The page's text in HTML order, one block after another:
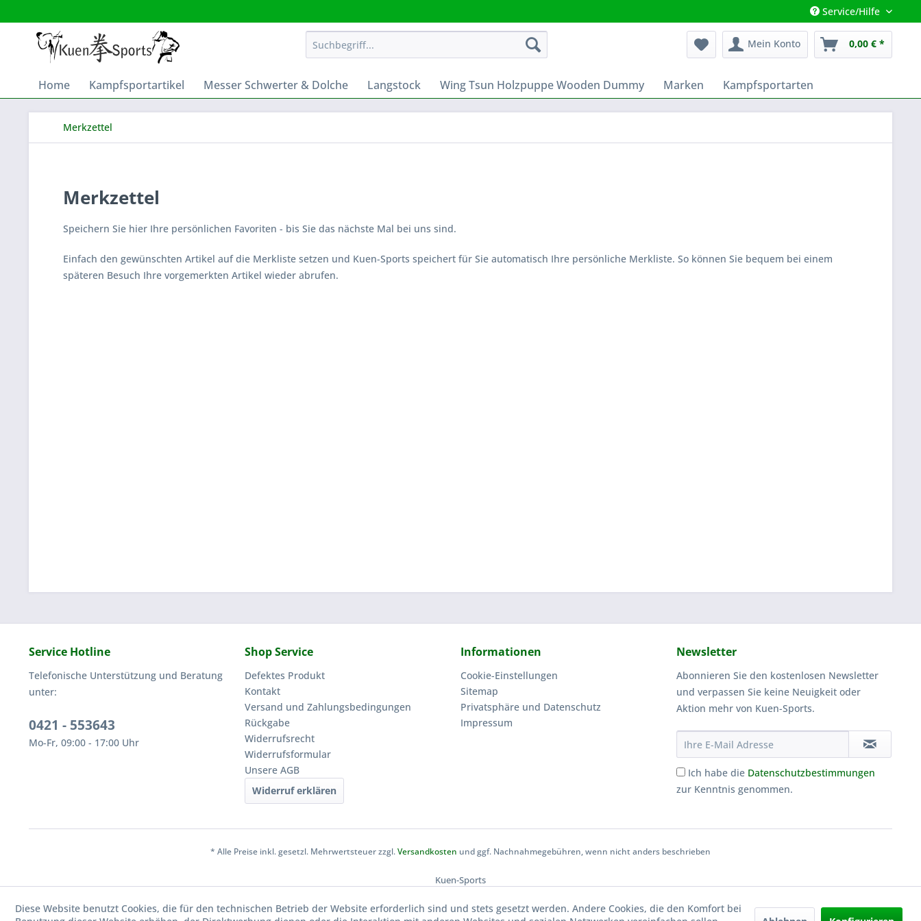
Service/Hilfe
Mein Konto 0,00 € *
Home Kampfsportartikel Messer Schwerter & Dolche Langstock Wing Tsun Holzpuppe Wooden Dummy Marken Kampfsportarten
Merkzettel
Merkzettel
Speichern Sie hier Ihre persönlichen Favoriten - bis Sie das nächste Mal bei uns sind.
Einfach den gewünschten Artikel auf die Merkliste setzen und Kuen-Sports speichert für Sie automatisch Ihre persönliche Merkliste. So können Sie bequem bei einem
späteren Besuch Ihre vorgemerkten Artikel wieder abrufen.
Service Hotline
Telefonische Unterstützung und Beratung
unter:
0421 - 553643
Mo-Fr, 09:00 - 17:00 Uhr
Shop Service
Defektes Produkt
Kontakt
Versand und Zahlungsbedingungen
Rückgabe
Widerrufsrecht
Widerrufsformular
Unsere AGB
Widerruf erklären
Informationen
Cookie-Einstellungen
Sitemap
Privatsphäre und Datenschutz
Impressum
Newsletter
Abonnieren Sie den kostenlosen Newsletter
und verpassen Sie keine Neuigkeit oder
Aktion mehr von Kuen-Sports.
Ich habe die Datenschutzbestimmungen
zur Kenntnis genommen.
* Alle Preise inkl. gesetzl. Mehrwertsteuer zzgl.Versandkosten und ggf. Nachnahmegebühren, wenn nicht anders beschrieben
Kuen-Sports
Diese Website benutzt Cookies, die für den technischen Betrieb der Website erforderlich sind und stets gesetzt werden. Andere Cookies, die den Komfort bei